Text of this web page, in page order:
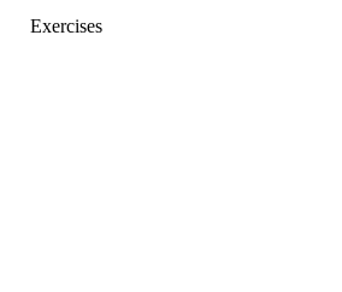
Exercises